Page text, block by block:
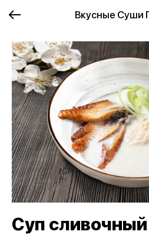
Вкусные Суши
Суп сливочный